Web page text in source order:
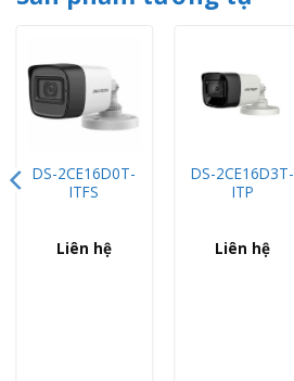
DS-2CE16D0T-
ITFS
Liên hệ
DS-2CE16D3T-
ITP
Liên hệ